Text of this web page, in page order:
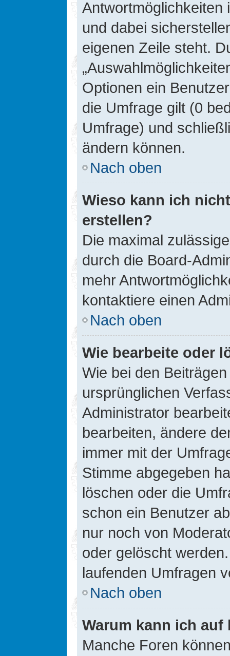
Antwortmöglichkeiten
und dabei
eigenen Zeile steht.
Optionen ein
die Umfrage gilt (0
Umfrage) und
ändern können.
Nach oben
Wieso kann ich
erstellen?
Die maximal
durch die Board-
mehr
kontaktiere einen
Nach oben
Wie bearbeite oder
Wie bei den
ursprünglichen
Administrator
bearbeiten, ändere
immer mit der
Stimme abgegeben
löschen oder die
schon ein Benutzer
nur noch von
oder gelöscht
laufenden Umfragen
Nach oben
Warum kann ich
Manche Foren